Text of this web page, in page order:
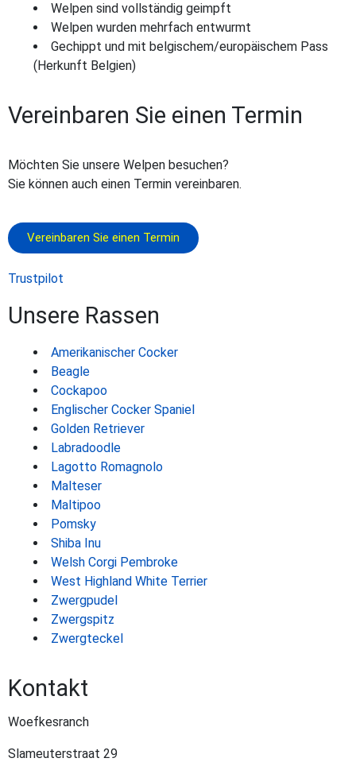
Welpen sind vollständig geimpft
Welpen wurden mehrfach entwurmt
Gechippt und mit belgischem/europäischem Pass
(Herkunft Belgien)
Vereinbaren Sie einen Termin
Möchten Sie unsere Welpen besuchen?
Sie können auch einen Termin vereinbaren.
Vereinbaren Sie einen Termin
Trustpilot
Unsere Rassen
Amerikanischer Cocker
Beagle
Cockapoo
Englischer Cocker Spaniel
Golden Retriever
Labradoodle
Lagotto Romagnolo
Malteser
Maltipoo
Pomsky
Shiba Inu
Welsh Corgi Pembroke
West Highland White Terrier
Zwergpudel
Zwergspitz
Zwergteckel
Kontakt
Woefkesranch
Slameuterstraat 29